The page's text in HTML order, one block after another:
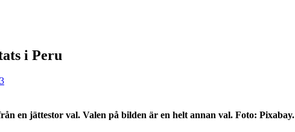
i Peru
en jättestor val. Valen på bilden är en helt annan val. Foto: Pixabay.